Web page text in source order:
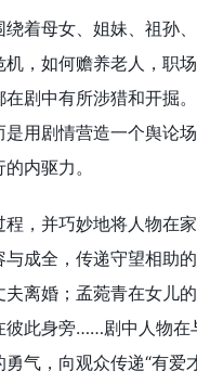
着母女、姐妹、祖孙
，如何赡养老人，职
剧中有所涉猎和开掘
用剧情营造一个舆论
内驱力。
，并巧妙地将人物在
成全，传递守望相助
离婚；孟菀青在女儿
此身旁……剧中人物在
气，向观众传递“有爱